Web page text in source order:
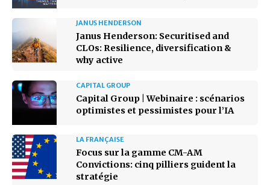
JANUS HENDERSON
Janus Henderson: Securitised and
CLOs: Resilience, diversification &
why active
CAPITAL GROUP
Capital Group | Webinaire : scénarios
optimistes et pessimistes pour l’IA
LA FRANÇAISE
Focus sur la gamme CM-AM
Convictions: cinq pilliers guident la
stratégie